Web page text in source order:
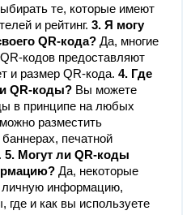
те, которые имеют
и рейтинг. 3. Я могу
QR-кода? Да, многие
кодов предоставляют
и размер QR-кода. 4. Где
QR-коды? Вы можете
в принципе на любых
разместить
печатной
5. Могут ли QR-коды
Да, некоторые
личную информацию,
где и как вы используете